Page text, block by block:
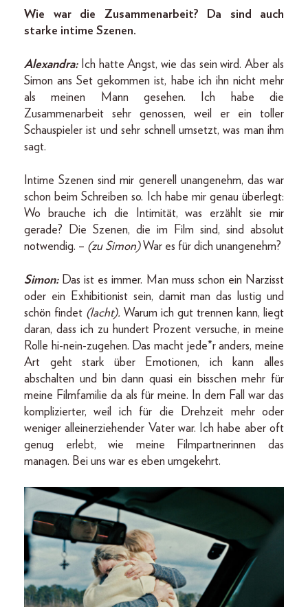
Wie war die Zusammenarbeit? Da sind auch
starke intime Szenen.
Alexandra:Ich hatte Angst, wie das sein wird. Aber als
Simon ans Set gekommen ist, habe ich ihn nicht mehr
als meinen Mann gesehen. Ich habe die
Zusammenarbeit sehr genossen, weil er ein toller
Schauspieler ist und sehr schnell umsetzt, was man ihm
sagt.
Intime Szenen sind mir generell unangenehm, das war
schon beim Schreiben so. Ich habe mir genau überlegt:
Wo brauche ich die Intimität, was erzählt sie mir
gerade? Die Szenen, die im Film sind, sind absolut
notwendig. – (zu Simon)War es für dich unangenehm?
Simon: Das ist es immer. Man muss schon ein Narzisst
oder ein Exhibitionist sein, damit man das lustig und
schön findet (lacht). Warum ich gut trennen kann, liegt
daran, dass ich zu hundert Prozent versuche, in meine
Rolle hi-nein-zugehen. Das macht jede*r anders, meine
Art geht stark über Emotionen, ich kann alles
abschalten und bin dann quasi ein bisschen mehr für
meine Filmfamilie da als für meine. In dem Fall war das
komplizierter, weil ich für die Drehzeit mehr oder
weniger alleinerziehender Vater war. Ich habe aber oft
genug erlebt, wie meine Filmpartnerinnen das
managen. Bei uns war es eben umgekehrt.